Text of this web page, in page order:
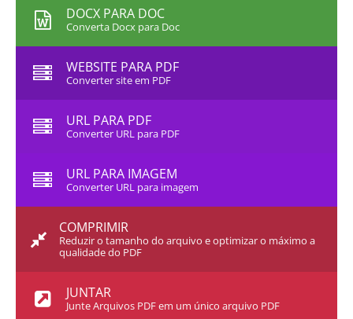
DOCX PARA DOC
Converta Docx para Doc
WEBSITE PARA PDF
Converter site em PDF
URL PARA PDF
Converter URL para PDF
URL PARA IMAGEM
Converter URL para imagem
COMPRIMIR
Reduzir o tamanho do arquivo e optimizar o máximo a
qualidade do PDF
JUNTAR
Junte Arquivos PDF em um único arquivo PDF